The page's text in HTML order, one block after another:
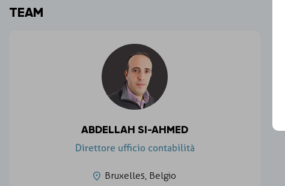
TEAM
ABDELLAH SI-AHMED
Direttore ufficio contabilità
Bruxelles, Belgio